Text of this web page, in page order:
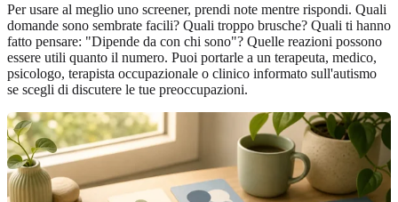
Per usare al meglio uno screener, prendi note mentre rispondi. Quali
domande sono sembrate facili? Quali troppo brusche? Quali ti hanno
fatto pensare: "Dipende da con chi sono"? Quelle reazioni possono
essere utili quanto il numero. Puoi portarle a un terapeuta, medico,
psicologo, terapista occupazionale o clinico informato sull'autismo
se scegli di discutere le tue preoccupazioni.